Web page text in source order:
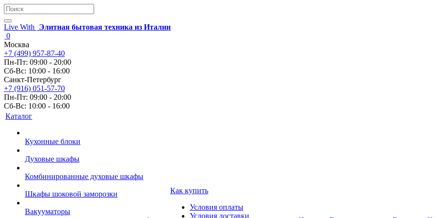
Live With
Элитная бытовая техника из Италии
0
Москва
+7 (499) 957-87-40
Пн-Пт: 09:00 - 20:00
Сб-Вс: 10:00 - 16:00
Санкт-Петербург
+7 (916) 051-57-70
Пн-Пт: 09:00 - 20:00
Сб-Вс: 10:00 - 16:00
Каталог
Кухонные блоки
Духовые шкафы
Комбинированные духовые шкафы
Шкафы шоковой заморозки
Вакууматоры
Как купить
Условия оплаты
Условия доставки